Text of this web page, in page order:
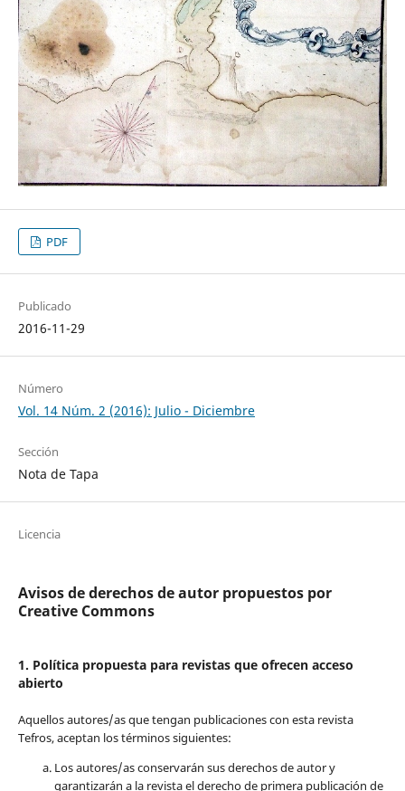
PDF
Publicado
2016-11-29
Número
Vol. 14 Núm. 2 (2016): Julio - Diciembre
Sección
Nota de Tapa
Licencia
Avisos de derechos de autor propuestos por
Creative Commons
1. Política propuesta para revistas que ofrecen acceso
abierto
Aquellos autores/as que tengan publicaciones con esta revista
Tefros, aceptan los términos siguientes:
Los autores/as conservarán sus derechos de autor y
garantizarán a la revista el derecho de primera publicación de